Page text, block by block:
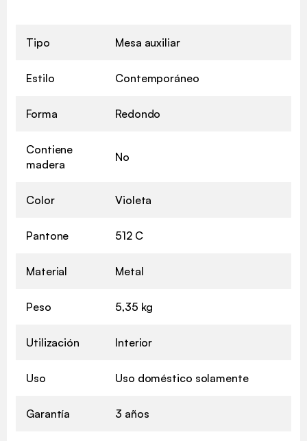
Tipo Mesa auxiliar
Estilo Contemporáneo
Forma Redondo
Contiene
madera
No
Color Violeta
Pantone 512 C
Material Metal
Peso 5,35 kg
Utilización Interior
Uso Uso doméstico solamente
Garantía 3 años